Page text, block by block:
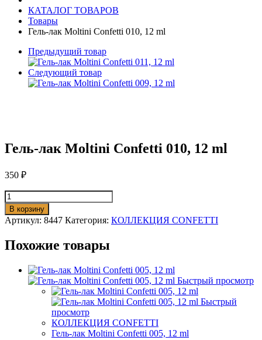
КАТАЛОГ ТОВАРОВ
Товары
Гель-лак Moltini Confetti 010, 12 ml
Предыдущий товар
Следующий товар
Гель-лак Moltini Confetti 010, 12 ml
350 ₽
Количество
товара
Гель-
лак
Confetti
В корзину
Артикул: 8447 Категория: КОЛЛЕКЦИЯ CONFETTI
Похожие товары
Быстрый просмотр
Быстрый
просмотр
КОЛЛЕКЦИЯ CONFETTI
Гель-лак Moltini Confetti 005, 12 ml